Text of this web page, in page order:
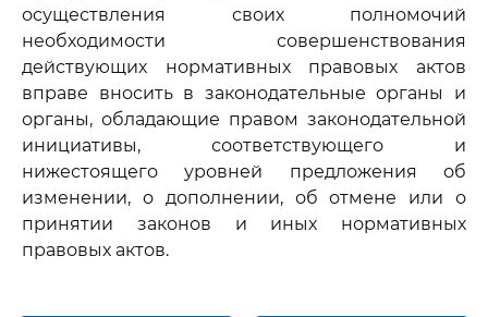
осуществления своих полномочий
необходимости совершенствования
действующих нормативных правовых актов
вправе вносить в законодательные органы и
органы, обладающие правом законодательной
инициативы, соответствующего и
нижестоящего уровней предложения об
изменении, о дополнении, об отмене или о
принятии законов и иных нормативных
правовых актов.